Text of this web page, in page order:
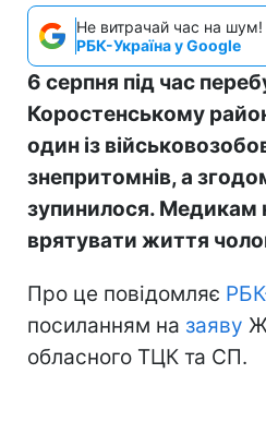
Не витрачай час на шум!
РБК-Україна у Google
6 серпня під час
Коростенському
один із
знепритомнів, а
зупинилося. Медикам
врятувати життя
Про це повідомляє
посиланням на заяву
обласного ТЦК та СП.